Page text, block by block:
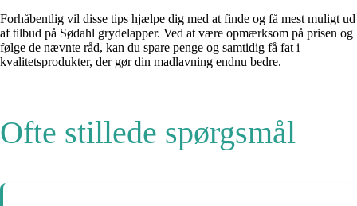
Forhåbentlig vil disse tips hjælpe dig med at finde og få mest muligt ud
af tilbud på Sødahl grydelapper. Ved at være opmærksom på prisen og
følge de nævnte råd, kan du spare penge og samtidig få fat i
kvalitetsprodukter, der gør din madlavning endnu bedre.
Ofte stillede spørgsmål